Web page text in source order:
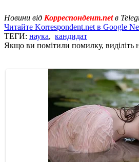
Новини від Корреспондент.netв
Читайте Korrespondent.net в Google
ТЕГИ: наука, кандидат
Якщо ви помітили помилку, виділіть